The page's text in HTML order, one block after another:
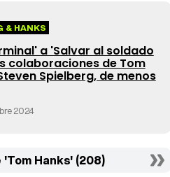
& HANKS
a 'Salvar al soldado
colaboraciones de Tom
Spielberg, de menos
2024
Hanks' (208)